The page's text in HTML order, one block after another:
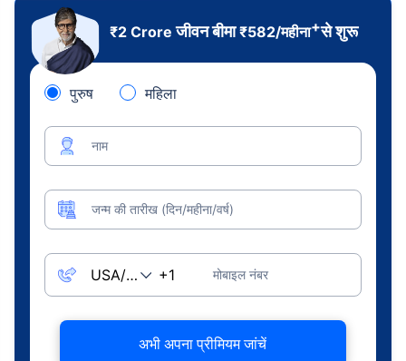
₹2 Croreजीवन बीमा₹582/महीना+से शुरू
पुरुष महिला
नाम
जन्म की तारीख (दिन/महीना/वर्ष)
मोबाइल नंबर
अभी अपना प्रीमियम जांचें